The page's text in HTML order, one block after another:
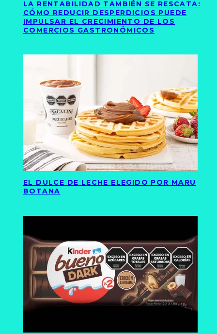
LA RENTABILIDAD TAMBIÉN SE RESCATA:
CÓMO REDUCIR DESPERDICIOS PUEDE
IMPULSAR EL CRECIMIENTO DE LOS
COMERCIOS GASTRONÓMICOS
EL DULCE DE LECHE ELEGIDO POR MARU
BOTANA